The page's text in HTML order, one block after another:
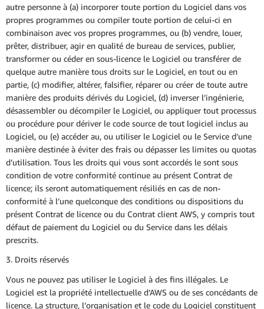
autre personne à (a) incorporer toute portion du Logiciel dans vos
propres programmes ou compiler toute portion de celui-ci en
combinaison avec vos propres programmes, ou (b) vendre, louer,
prêter, distribuer, agir en qualité de bureau de services, publier,
transformer ou céder en sous-licence le Logiciel ou transférer de
quelque autre manière tous droits sur le Logiciel, en tout ou en
partie, (c) modifier, altérer, falsifier, réparer ou créer de toute autre
manière des produits dérivés du Logiciel, (d) inverser l’ingénierie,
désassembler ou décompiler le Logiciel, ou appliquer tout processus
ou procédure pour dériver le code source de tout logiciel inclus au
Logiciel, ou (e) accéder au, ou utiliser le Logiciel ou le Service d’une
manière destinée à éviter des frais ou dépasser les limites ou quotas
d’utilisation. Tous les droits qui vous sont accordés le sont sous
condition de votre conformité continue au présent Contrat de
licence; ils seront automatiquement résiliés en cas de non-
conformité à l’une quelconque des conditions ou dispositions du
présent Contrat de licence ou du Contrat client AWS, y compris tout
défaut de paiement du Logiciel ou du Service dans les délais
prescrits.
3. Droits réservés
Vous ne pouvez pas utiliser le Logiciel à des fins illégales. Le
Logiciel est la propriété intellectuelle d’AWS ou de ses concédants de
licence. La structure, l’organisation et le code du Logiciel constituent